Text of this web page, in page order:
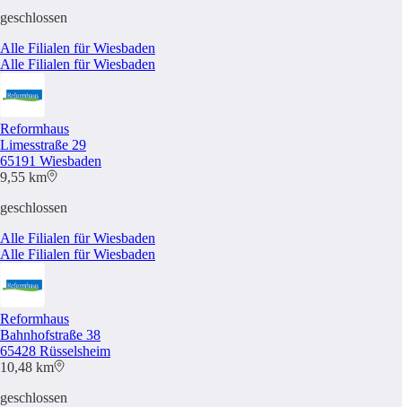
geschlossen
Alle Filialen für Wiesbaden
Alle Filialen für Wiesbaden
Reformhaus
Limesstraße 29
65191 Wiesbaden
9,55 km
geschlossen
Alle Filialen für Wiesbaden
Alle Filialen für Wiesbaden
Reformhaus
Bahnhofstraße 38
65428 Rüsselsheim
10,48 km
geschlossen